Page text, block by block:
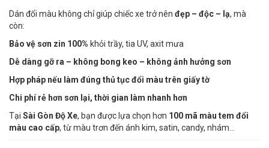
Dán đổi màu không chỉ giúp chiếc xe trở nên đẹp – độc – lạ, mà
còn:
Bảo vệ sơn zin 100% khỏi trầy, tia UV, axit mưa
Dễ dàng gỡ ra – không bong keo – không ảnh hưởng sơn
Hợp pháp nếu làm đúng thủ tục đổi màu trên giấy tờ
Chi phí rẻ hơn sơn lại, thời gian làm nhanh hơn
Tại Sài Gòn Độ Xe, bạn được lựa chọn hơn 100 mã màu tem đổi
màu cao cấp, từ màu trơn đến ánh kim, satin, candy, nhám...